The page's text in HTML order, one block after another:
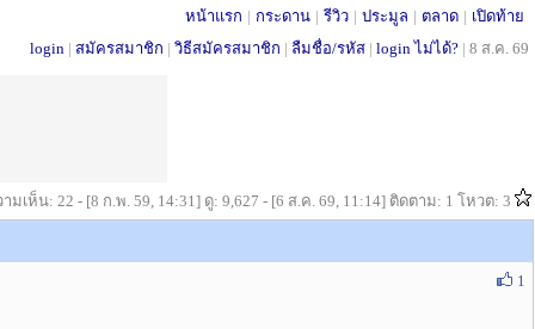
หน้าแรก | กระดาน | รีวิว | ประมูล | ตลาด | เปิดท้าย
login | สมัครสมาชิก | วิธีสมัครสมาชิก | ลืมชื่อ/รหัส | login ไม่ได้? | 8 ส.ค. 69
มเห็น: 22 - [8 ก.พ. 59, 14:31] ดู: 9,627 - [6 ส.ค. 69, 11:14] ติดตาม: 1 โหวต: 3
1